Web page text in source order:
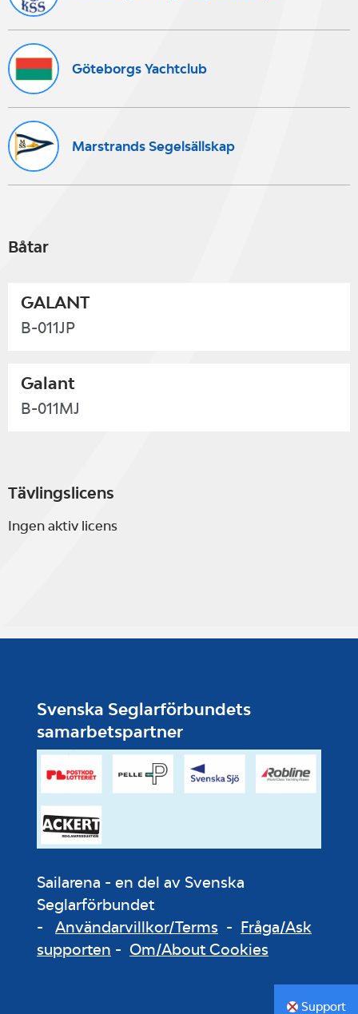
Göteborgs Yachtclub
Marstrands Segelsällskap
Båtar
GALANT
B-011JP
Galant
B-011MJ
Tävlingslicens
Ingen aktiv licens
Svenska Seglarförbundets
samarbetspartner
Sailarena - en del av Svenska
Seglarförbundet
- Användarvillkor/Terms - Fråga/Ask
supporten - Om/About Cookies
Support